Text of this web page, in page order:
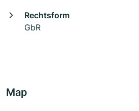
Rechtsform
GbR
Map